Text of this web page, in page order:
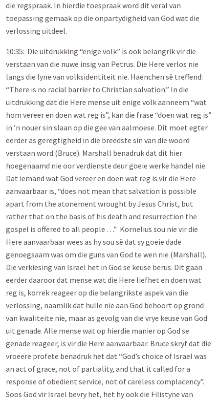
die regspraak. In hierdie toespraak word dit veral van
toepassing gemaak op die onpartydigheid van God wat die
verlossing uitdeel.
10:35: Die uitdrukking “enige volk” is ook belangrik vir die
verstaan van die nuwe insig van Petrus. Die Here verlos nie
langs die lyne van volksidentiteit nie. Haenchen sê treffend:
“There is no racial barrier to Christian salvation.” In die
uitdrukking dat die Here mense uit enige volk aanneem “wat
hom vereer en doen wat reg is”, kan die frase “doen wat reg is”
in ’n nouer sin slaan op die gee van aalmoese. Dit moet egter
eerder as geregtigheid in die breedste sin van die woord
verstaan word (Bruce). Marshall benadruk dat dit hier
hoegenaamd nie oor verdienste deur goeie werke handel nie.
Dat iemand wat God vereer en doen wat reg is vir die Here
aanvaarbaar is, “does not mean that salvation is possible
apart from the atonement wrought by Jesus Christ, but
rather that on the basis of his death and resurrection the
gospel is offered to all people …” Kornelius sou nie vir die
Here aanvaarbaar wees as hy sou sê dat sy goeie dade
genoegsaam was om die guns van God te wen nie (Marshall).
Die verkiesing van Israel het in God se keuse berus. Dit gaan
eerder daaroor dat mense wat die Here liefhet en doen wat
reg is, korrek reageer op die belangrikste aspek van die
verlossing, naamlik dat hulle nie aan God behoort op grond
van kwaliteite nie, maar as gevolg van die vrye keuse van God
uit genade. Alle mense wat op hierdie manier op God se
genade reageer, is vir die Here aanvaarbaar. Bruce skryf dat die
vroeëre profete benadruk het dat “God’s choice of Israel was
an act of grace, not of partiality, and that it called for a
response of obedient service, not of careless complacency”.
Soos God vir Israel bevry het, het hy ook die Filistyne van